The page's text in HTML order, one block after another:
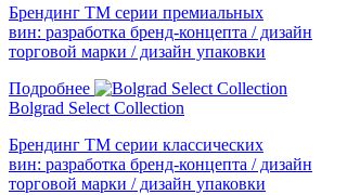
Брендинг ТМ серии премиальных
вин: разработка бренд-концепта / дизайн
торговой марки / дизайн упаковки
Подробнее
Bolgrad Select Collection
Брендинг ТМ серии классических
вин: разработка бренд-концепта / дизайн
торговой марки / дизайн упаковки